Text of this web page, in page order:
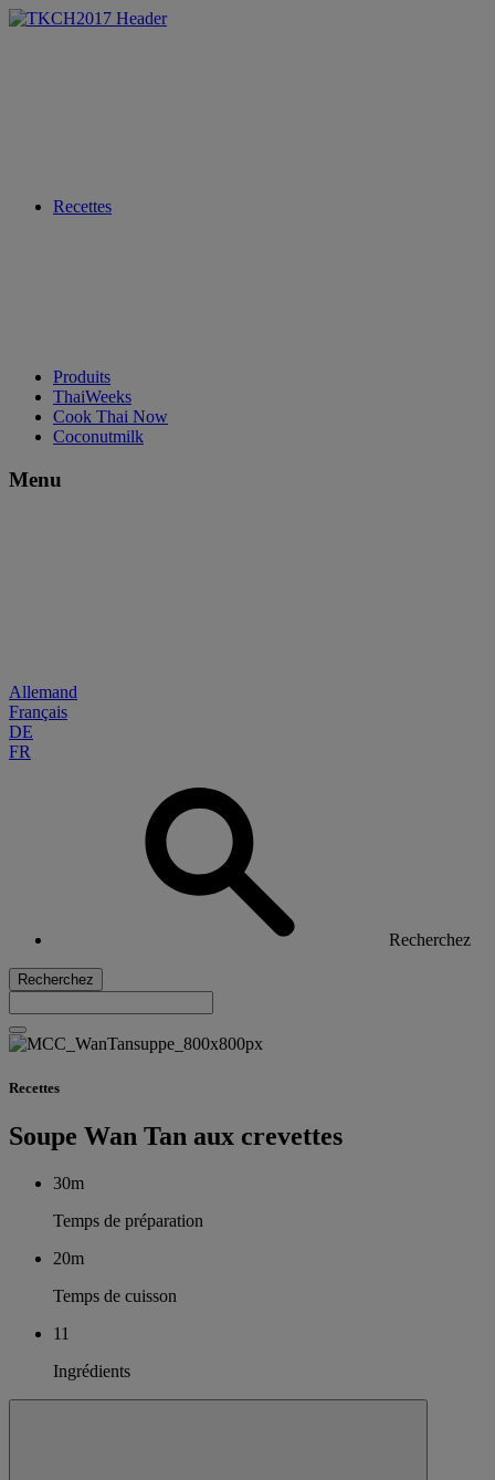
Recettes
Produits
ThaiWeeks
Cook Thai Now
Coconutmilk
Menu
Allemand
Français
DE
FR
Recherchez
Recherchez
Recettes
Soupe Wan Tan aux crevettes
30m
Temps de préparation
20m
Temps de cuisson
11
Ingrédients